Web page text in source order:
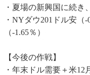
・夏場の新興国に続き
・NYダウ201ドル安（
（-1.65％）
【今後の作戦】
・年末ドル需要＋米12